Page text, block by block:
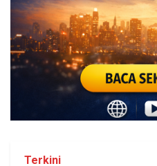
Terkini